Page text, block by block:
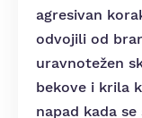
agresivan
odvojili od
uravnotežen
bekove i krila
napad kada